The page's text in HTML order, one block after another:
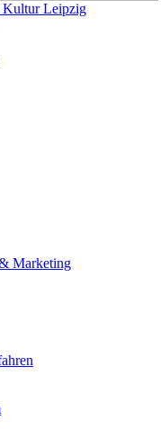
Kultur Leipzig
Marketing